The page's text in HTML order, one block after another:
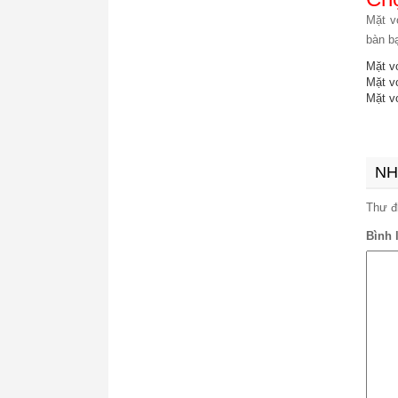
Mặt
bàn
Mặt
Mặt
Mặt
Thư
Bình